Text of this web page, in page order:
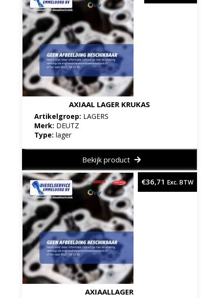
AXIAAL LAGER KRUKAS
Artikelgroep: LAGERS
Merk: DEUTZ
Type: lager
Bekijk product
AXIAALLAGER
€36,71 Exc. BTW